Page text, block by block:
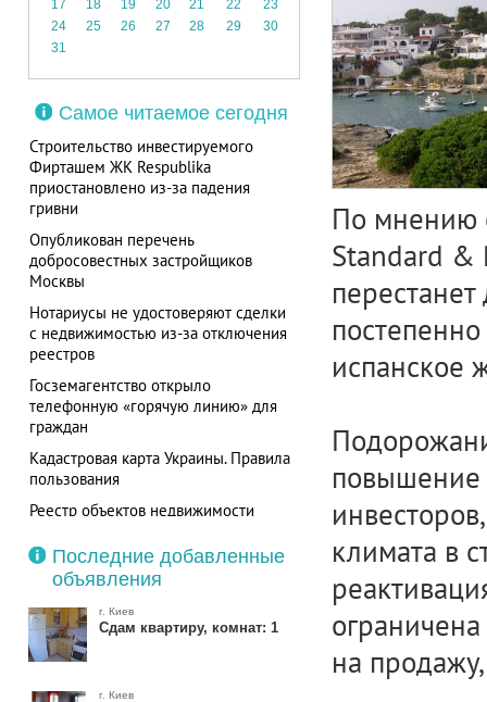
17
18 19 20 21 22
23
24
25 26 27 28 29
30
31
Самое читаемое сегодня
Строительство инвестируемого
Фирташем ЖК Respublika
приостановлено из-за падения
гривни
Опубликован перечень
добросовестных застройщиков
Москвы
Нотариусы не удостоверяют сделки
с недвижимостью из-за отключения
реестров
Госземагентство открыло
телефонную «горячую линию» для
граждан
Кадастровая карта Украины. Правила
пользования
Реестр объектов недвижимости
доступен в режиме онлайн
Последние добавленные
объявления
г. Киев
Сдам квартиру, комнат: 1
г. Киев
По мнению
Standard &
испанское
повышение
климата в
на